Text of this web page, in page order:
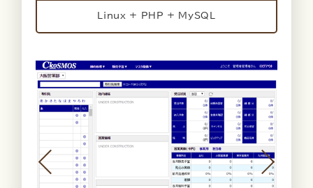
Linux + PHP + MySQL